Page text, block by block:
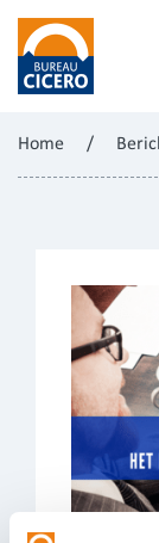
Home /